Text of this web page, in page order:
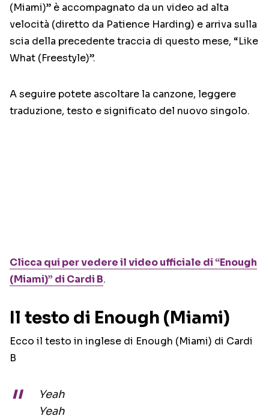
(Miami)” è accompagnato da un video ad alta
velocità (diretto da Patience Harding) e arriva sulla
scia della precedente traccia di questo mese, “Like
What (Freestyle)”.
A seguire potete ascoltare la canzone, leggere
traduzione, testo e significato del nuovo singolo.
Clicca qui per vedere il video ufficiale di “Enough
(Miami)” di Cardi B.
Il testo di Enough (Miami)
Ecco il testo in inglese di Enough (Miami) di Cardi
B
Yeah
Yeah